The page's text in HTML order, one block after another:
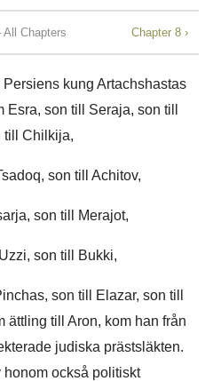
Chapters Chapter 8 ›
kung Artachshastas
son till Seraja, son till
till Chilkija,
son till Achitov,
son till Merajot,
son till Bukki,
son till Elazar, son till
ättling till Aron, kom han från
judiska prästsläkten.
honom också politiskt